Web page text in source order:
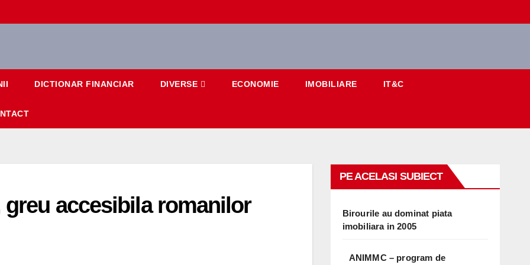
DICTIONAR FINANCIAR DIVERSE ECONOMIE IMOBILIARE IT&C
accesibila romanilor
PE ACELASI SUBIECT
Birourile au dominat piata
imobiliara in 2005
ANIMMC – program de